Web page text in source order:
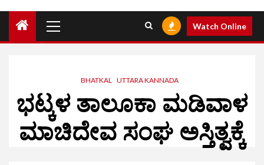
Watch Online
BHATKAL UTTARA KANNADA
ಭಟ್ಕಳ ತಾಲೂಕಾ ಮಡಿವಾಳ
ಮಾಚಿದೇವ ಸಂಘ ಅಸ್ತಿತ್ವಕ್ಕೆ